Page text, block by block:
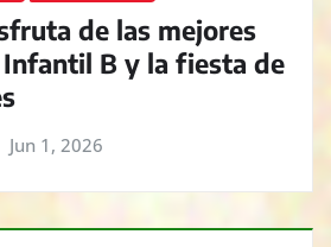
de las mejores
B y la fiesta de
Jun 1, 2026